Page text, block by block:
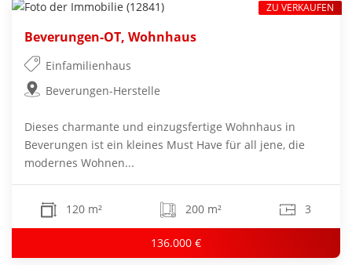
Beverungen-OT, Wohnhaus
Einfamilienhaus
Beverungen-Herstelle
Dieses charmante und einzugsfertige Wohnhaus in
Beverungen ist ein kleines Must Have für all jene, die
modernes Wohnen...
120 m² 200 m² 3
136.000 €
ZU VERKAUFEN